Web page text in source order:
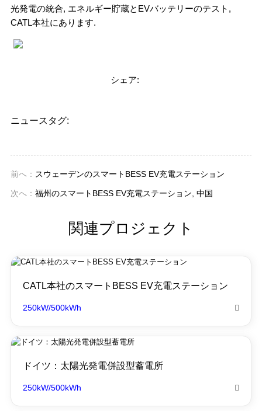
光発電の統合, エネルギー貯蔵とEVバッテリーのテスト,
CATL本社にあります.
シェア:
ニュースタグ:
前へ： スウェーデンのスマートBESS EV充電ステーション
次へ： 福州のスマートBESS EV充電ステーション, 中国
関連プロジェクト
CATL本社のスマートBESS EV充電ステーション
250kW/500kWh 
ドイツ：太陽光発電併設型蓄電所
250kW/500kWh 